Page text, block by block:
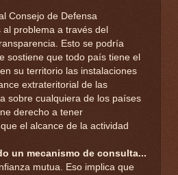
Consejo de Defensa
problema a través del
Esto se podría
sostiene que todo país tiene el
su territorio las instalaciones
extrateritorial de las
sobre cualquiera de los países
derecho a tener
el alcance de la actividad
un mecanismo de consulta...
mutua. Eso implica que